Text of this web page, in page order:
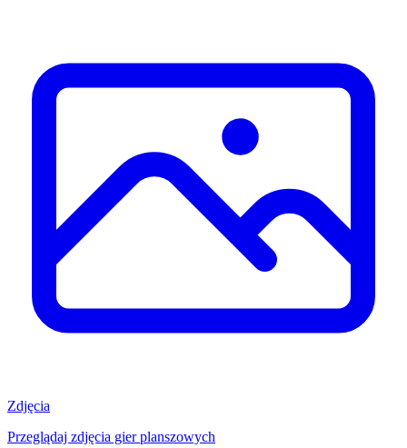
Zdjęcia
Przeglądaj zdjęcia gier planszowych